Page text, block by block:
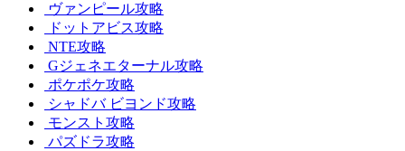
ヴァンピール攻略
ドットアビス攻略
NTE攻略
Gジェネエターナル攻略
ポケポケ攻略
シャドバ ビヨンド攻略
モンスト攻略
パズドラ攻略